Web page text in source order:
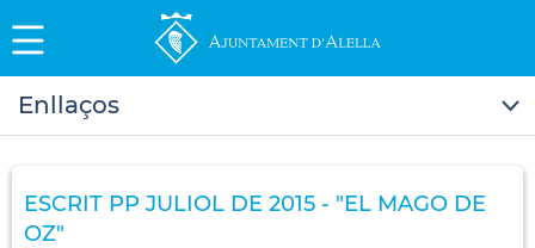
Enllaços
ESCRIT PP JULIOL DE 2015 - "EL MAGO DE
OZ"